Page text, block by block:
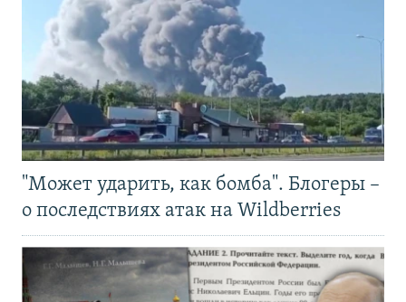
"Может ударить, как бомба". Блогеры –
о последствиях атак на Wildberries